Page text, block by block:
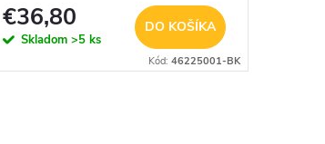
€36,80
Skladom >5 ks
DO KOŠÍKA
Kód: 46225001-BK